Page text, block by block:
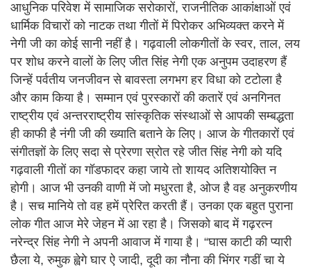
आधुनिक परिवेश में सामाजिक सरोकारों, राजनीतिक आकांक्षाओं एवं
धार्मिक विचारों को नाटक तथा गीतों में पिरोकर अभिव्यक्त करने में
नेगी जी का कोई सानी नहीं है। गढ़वाली लोकगीतों के स्वर, ताल, लय
पर शोध करने वालों के लिए जीत सिंह नेगी एक अनुपम उदाहरण हैं
जिन्हें पर्वतीय जनजीवन से बावस्ता लगभग हर विधा को टटोला है
और काम किया है। सम्मान एवं पुरस्कारों की कतारें एवं अनगिनत
राष्ट्रीय एवं अन्तरराष्ट्रीय सांस्कृतिक संस्थाओं से आपकी सम्बद्धता
ही काफी है नंगी जी की ख्याति बताने के लिए। आज के गीतकारों एवं
संगीतज्ञों के लिए सदा से प्रेरणा स्रोत रहे जीत सिंह नेगी को यदि
गढ़वाली गीतों का गॉडफादर कहा जाये तो शायद अतिशयोक्ति न
होगी। आज भी उनकी वाणी में जो मधुरता है, ओज है वह अनुकरणीय
है। सच मानिये तो वह हमें प्रेरित करती हैं। उनका एक बहुत पुराना
लोक गीत आज मेरे जेहन में आ रहा है। जिसको बाद में गढ़रत्न
नरेन्द्र सिंह नेगी ने अपनी आवाज में गाया है। “घास काटी की प्यारी
छैला ये, रुमुक ह्वेगे घार ऐ जादी, दूदी का नौना की भिंगर गडीं चा ये